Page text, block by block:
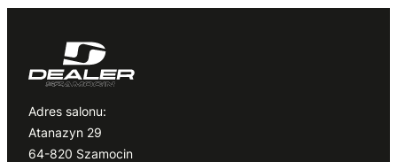
Adres salonu:
Atanazyn 29
64-820 Szamocin